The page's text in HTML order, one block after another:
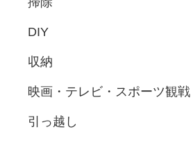
DIY
収納
映画・テレビ・スポーツ観戦
引っ越し